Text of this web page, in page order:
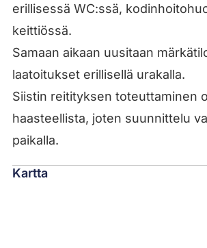
erillisessä WC:ssä,
keittiössä.
Samaan aikaan uusitaan
laatoitukset erillisellä urakalla.
Siistin reitityksen toteuttaminen
haasteellista, joten suunnittelu
paikalla.
Kartta